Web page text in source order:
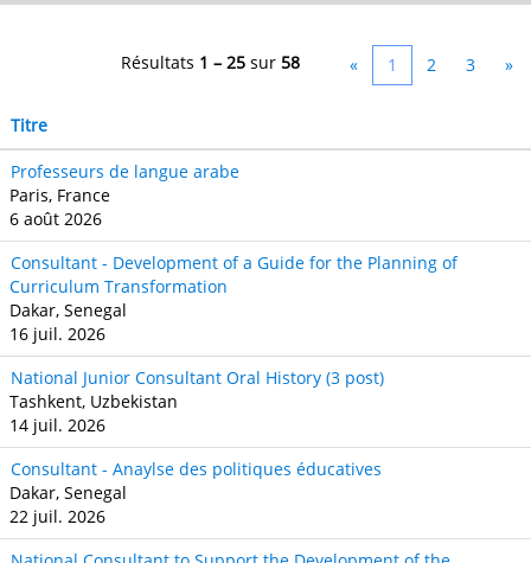
Résultats 1 – 25 sur 58 « 1 2 3 »
Titre
Professeurs de langue arabe
Paris, France
6 août 2026
Consultant - Development of a Guide for the Planning of
Curriculum Transformation
Dakar, Senegal
16 juil. 2026
National Junior Consultant Oral History (3 post)
Tashkent, Uzbekistan
14 juil. 2026
Consultant - Anaylse des politiques éducatives
Dakar, Senegal
22 juil. 2026